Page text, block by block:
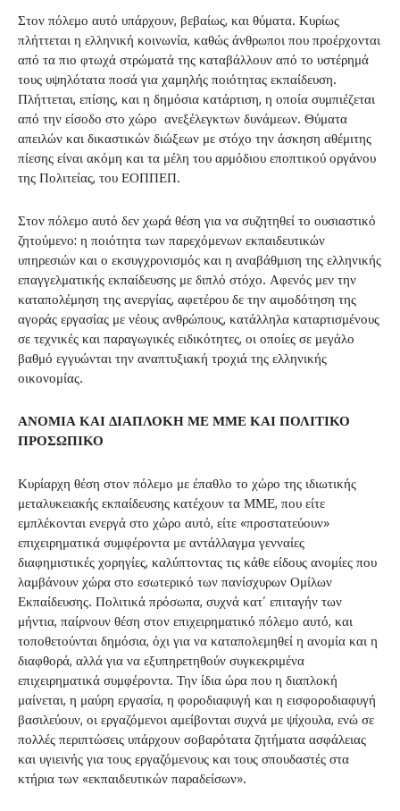
Στον πόλεμο αυτό υπάρχουν, βεβαίως, και θύματα. Κυρίως
πλήττεται η ελληνική κοινωνία, καθώς άνθρωποι που προέρχονται
από τα πιο φτωχά στρώματά της καταβάλλουν από το υστέρημά
τους υψηλότατα ποσά για χαμηλής ποιότητας εκπαίδευση.
Πλήττεται, επίσης, και η δημόσια κατάρτιση, η οποία συμπιέζεται
από την είσοδο στο χώρο ανεξέλεγκτων δυνάμεων. Θύματα
απειλών και δικαστικών διώξεων με στόχο την άσκηση αθέμιτης
πίεσης είναι ακόμη και τα μέλη του αρμόδιου εποπτικού οργάνου
της Πολιτείας, του ΕΟΠΠΕΠ.
Στον πόλεμο αυτό δεν χωρά θέση για να συζητηθεί το ουσιαστικό
ζητούμενο: η ποιότητα των παρεχόμενων εκπαιδευτικών
υπηρεσιών και ο εκσυγχρονισμός και η αναβάθμιση της ελληνικής
επαγγελματικής εκπαίδευσης με διπλό στόχο. Αφενός μεν την
καταπολέμηση της ανεργίας, αφετέρου δε την αιμοδότηση της
αγοράς εργασίας με νέους ανθρώπους, κατάλληλα καταρτισμένους
σε τεχνικές και παραγωγικές ειδικότητες, οι οποίες σε μεγάλο
βαθμό εγγυώνται την αναπτυξιακή τροχιά της ελληνικής
οικονομίας.
ΑΝΟΜΙΑ ΚΑΙ ΔΙΑΠΛΟΚΗ ΜΕ ΜΜΕ ΚΑΙ ΠΟΛΙΤΙΚΟ
ΠΡΟΣΩΠΙΚΟ
Κυρίαρχη θέση στον πόλεμο με έπαθλο το χώρο της ιδιωτικής
μεταλυκειακής εκπαίδευσης κατέχουν τα ΜΜΕ, που είτε
εμπλέκονται ενεργά στο χώρο αυτό, είτε «προστατεύουν»
επιχειρηματικά συμφέροντα με αντάλλαγμα γενναίες
διαφημιστικές χορηγίες, καλύπτοντας τις κάθε είδους ανομίες που
λαμβάνουν χώρα στο εσωτερικό των πανίσχυρων Ομίλων
Εκπαίδευσης. Πολιτικά πρόσωπα, συχνά κατ’ επιταγήν των
μήντια, παίρνουν θέση στον επιχειρηματικό πόλεμο αυτό, και
τοποθετούνται δημόσια, όχι για να καταπολεμηθεί η ανομία και η
διαφθορά, αλλά για να εξυπηρετηθούν συγκεκριμένα
επιχειρηματικά συμφέροντα. Την ίδια ώρα που η διαπλοκή
μαίνεται, η μαύρη εργασία, η φοροδιαφυγή και η εισφοροδιαφυγή
βασιλεύουν, οι εργαζόμενοι αμείβονται συχνά με ψίχουλα, ενώ σε
πολλές περιπτώσεις υπάρχουν σοβαρότατα ζητήματα ασφάλειας
και υγιεινής για τους εργαζόμενους και τους σπουδαστές στα
κτήρια των «εκπαιδευτικών παραδείσων».